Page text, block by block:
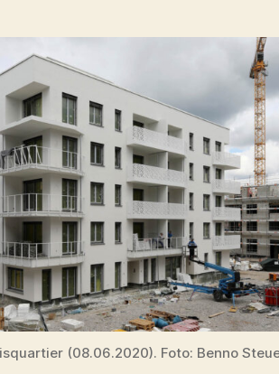
(08.06.2020). Foto: Benno